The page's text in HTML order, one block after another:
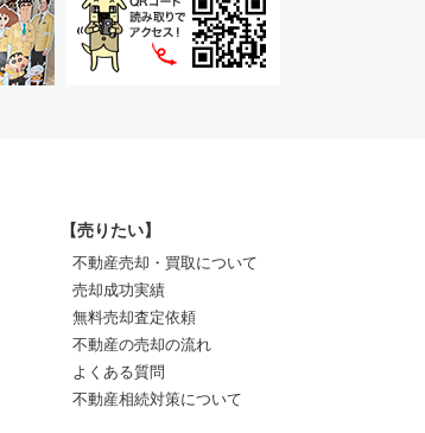
【売りたい】
不動産売却・買取について
売却成功実績
無料売却査定依頼
不動産の売却の流れ
よくある質問
不動産相続対策について